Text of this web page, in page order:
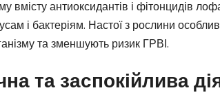
вмісту антиоксидантів і фітонцидів
і бактеріям. Настої з рослини
та зменшують ризик ГРВІ.
та заспокійлива